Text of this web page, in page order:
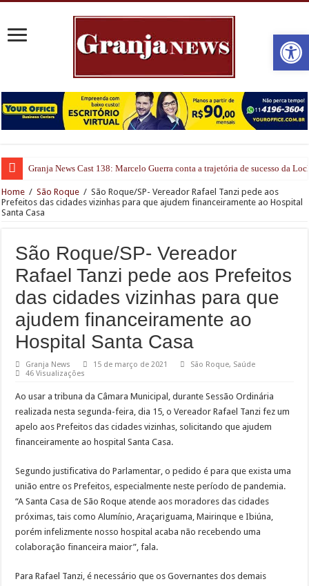
Granja News Cast 138: Marcelo Guerra conta a trajetória de sucesso da
Home / São Roque / São Roque/SP- Vereador Rafael Tanzi pede aos
Prefeitos das cidades vizinhas para que ajudem financeiramente ao Hospital
Santa Casa
São Roque/SP- Vereador
Rafael Tanzi pede aos Prefeitos
das cidades vizinhas para que
ajudem financeiramente ao
Hospital Santa Casa
Granja News 15 de março de 2021 São Roque, Saúde
46 Visualizações
Ao usar a tribuna da Câmara Municipal, durante Sessão Ordinária
realizada nesta segunda-feira, dia 15, o Vereador Rafael Tanzi fez um
apelo aos Prefeitos das cidades vizinhas, solicitando que ajudem
financeiramente ao hospital Santa Casa.
Segundo justificativa do Parlamentar, o pedido é para que exista uma
união entre os Prefeitos, especialmente neste período de pandemia.
“A Santa Casa de São Roque atende aos moradores das cidades
próximas, tais como Alumínio, Araçariguama, Mairinque e Ibiúna,
porém infelizmente nosso hospital acaba não recebendo uma
colaboração financeira maior”, fala.
Para Rafael Tanzi, é necessário que os Governantes dos demais